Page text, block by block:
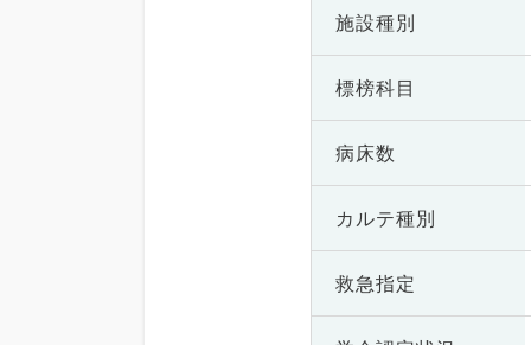
施設種別
標榜科目
病床数
カルテ種別
救急指定